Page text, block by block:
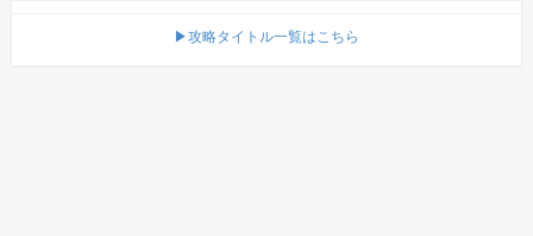
▶攻略タイトル一覧はこちら